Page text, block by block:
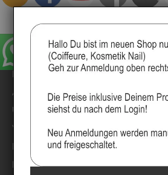
Impressum
Kontakt
Anmelden
Über uns
Video`s
Marken
Mood Partner Programm